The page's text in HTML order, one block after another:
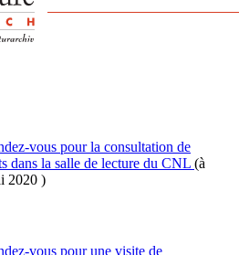
vous pour la consultation de
dans la salle de lecture du CNL (à
2020 )
vous pour une visite de